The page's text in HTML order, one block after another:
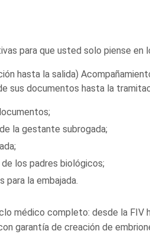
para que usted solo piense en
sus documentos hasta la
la gestante subrogada;
los padres biológicos;
la embajada.
médico completo: desde la FIV
garantía de creación de